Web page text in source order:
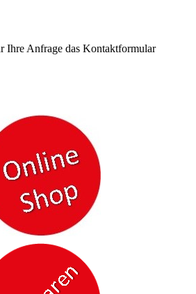
Ihre Anfrage das Kontaktformular